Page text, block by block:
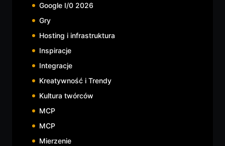
Google I/0 2026
Gry
Hosting i infrastruktura
Inspiracje
Integracje
Kreatywność i Trendy
Kultura twórców
MCP
MCP
Mierzenie